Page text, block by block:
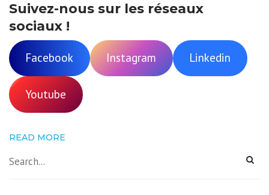
Suivez-nous sur les réseaux
sociaux !
Facebook Instagram Linkedin
Youtube
READ MORE